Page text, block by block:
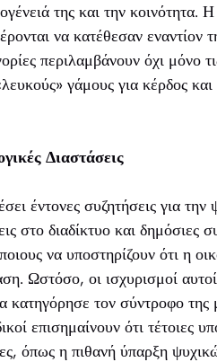
της και την
να κατέθεσαν εναντίον
περιλαμβάνουν όχι μόνο
γάμους για κέρδος
Διαστάσεις
έντονες συζητήσεις για την
στο διαδίκτυο και δημόσιες
να υποστηρίζουν ότι η
Ωστόσο, οι ισχυρισμοί
κατηγόρησε τον σύντροφο
επισημαίνουν ότι
όπως η πιθανή ύπαρξη